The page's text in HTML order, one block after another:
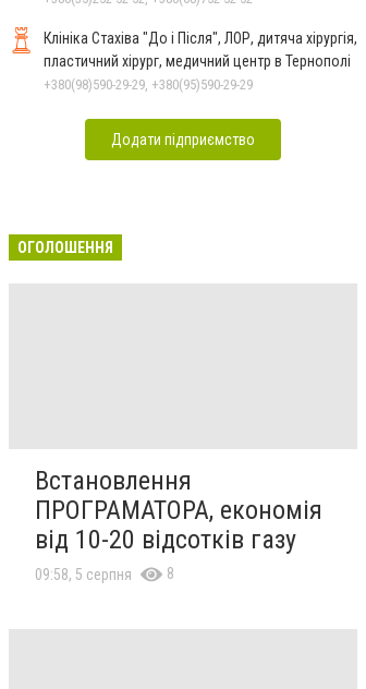
Клініка Стахіва "До і Після", ЛОР, дитяча хірургія,
пластичний хірург, медичний центр в Тернополі
+380(98)590-29-29, +380(95)590-29-29
Додати підприємство
ОГОЛОШЕННЯ
Встановлення
ПРОГРАМАТОРА, економія
від 10-20 відсотків газу
09:58, 5 серпня 8